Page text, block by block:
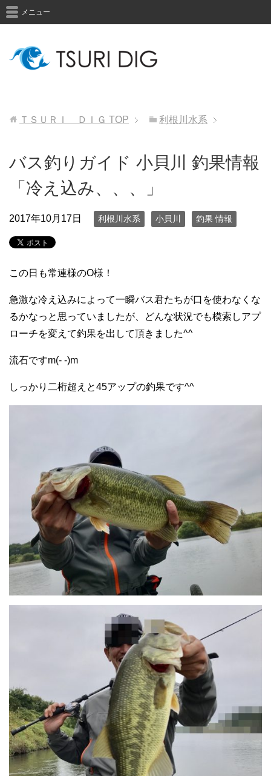
メニュー
ＴＳＵＲＩ ＤＩＧ TOP 利根川水系
バス釣りガイド 小貝川 釣果情報
「冷え込み、、、」
2017年10月17日 利根川水系 小貝川 釣果 情報
この日も常連様のO様！
急激な冷え込みによって一瞬バス君たちが口を使わなくな
るかなっと思っていましたが、どんな状況でも模索しアプ
ローチを変えて釣果を出して頂きました^^
流石ですm(- -)m
しっかり二桁超えと45アップの釣果です^^